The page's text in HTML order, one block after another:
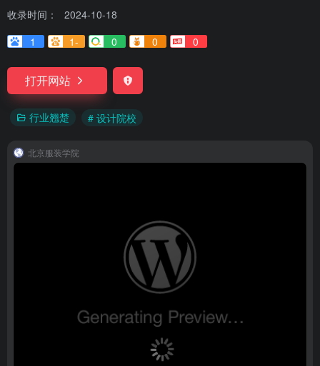
收录时间：
2024-10-18
1
1- 0 0 0
打开网站
行业翘楚 # 设计院校
北京服装学院